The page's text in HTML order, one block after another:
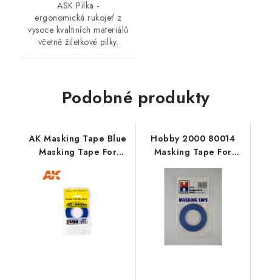
ASK Pilka -
ergonomická rukojeť z
vysoce kvaltiních materiálů
včetně žiletkové pilky.
Podobné produkty
AK Masking Tape Blue
Masking Tape For
Hobby 2000 80014
Masking Tape For
Curves 2,5mm x 18m